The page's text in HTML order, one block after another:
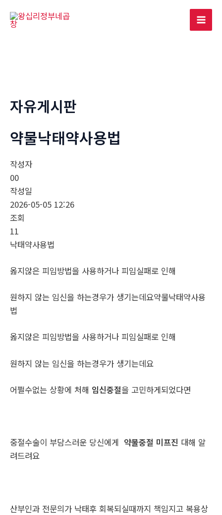
Main
자유게시판
약물낙­태약사용법
작성자
00
작성일
2026-05-05 12:26
조회
11
낙­태약사용법
옳지않은 피임방법을 사용하거나 피임실패로 인해
원하지 않는 임신을 하는경우가 생기는데요약물낙­태약사용
법
옳지않은 피임방법을 사용하거나 피임실패로 인해
원하지 않는 임신을 하는경우가 생기는데요
어쩔수없는 상황에 처해 임신중절을 고민하게되었다면
중절수술이 부담스러운 당신에게 약물중절 미프진 대해 알
려드려요
산부인과 전문의가 낙태후 회복되실때까지 책임지고 복용상